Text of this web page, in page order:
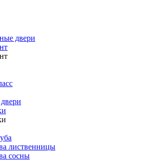
двери
лиственницы
сосны